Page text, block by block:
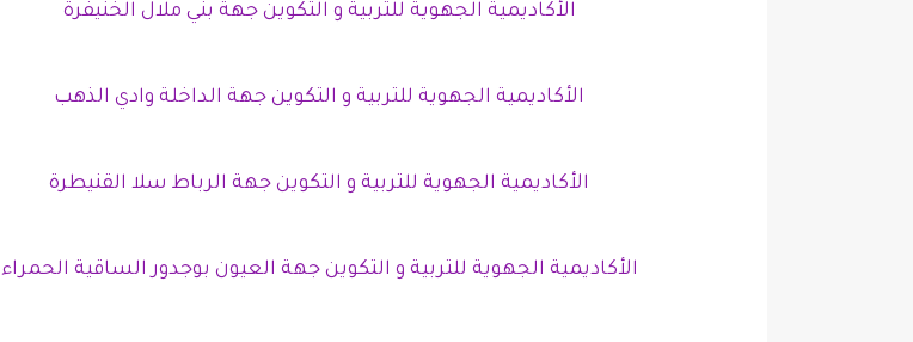
الأكاديمية الجهوية للتربية و التكوين جهة بني ملال الخنيفرة
الأكاديمية الجهوية للتربية و التكوين جهة الداخلة وادي الذهب
الأكاديمية الجهوية للتربية و التكوين جهة الرباط سلا القنيطرة
الأكاديمية الجهوية للتربية و التكوين جهة العيون بوجدور الساقية الحمراء